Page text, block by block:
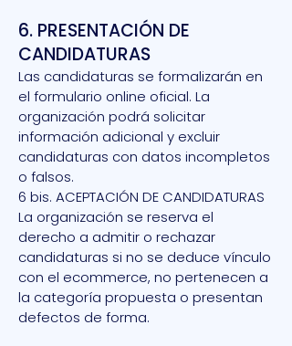
6. PRESENTACIÓN DE
CANDIDATURAS
Las candidaturas se formalizarán en
el formulario online oficial. La
organización podrá solicitar
información adicional y excluir
candidaturas con datos incompletos
o falsos.
6 bis. ACEPTACIÓN DE CANDIDATURAS
La organización se reserva el
derecho a admitir o rechazar
candidaturas si no se deduce vínculo
con el ecommerce, no pertenecen a
la categoría propuesta o presentan
defectos de forma.